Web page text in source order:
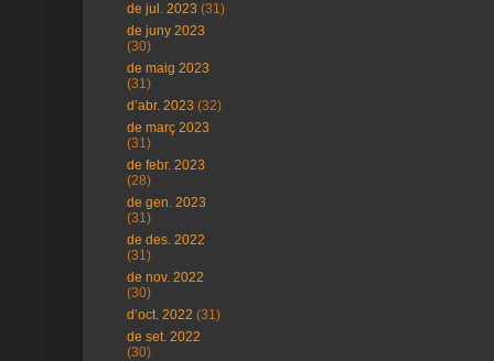
de jul. 2023 (31)
de juny 2023
(30)
de maig 2023
(31)
d’abr. 2023 (32)
de març 2023
(31)
de febr. 2023
(28)
de gen. 2023
(31)
de des. 2022
(31)
de nov. 2022
(30)
d’oct. 2022 (31)
de set. 2022
(30)